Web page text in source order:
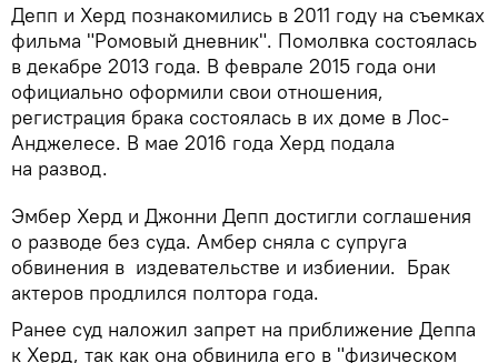
Депп и Херд познакомились в 2011 году на съемках
фильма "Ромовый дневник". Помолвка состоялась
в декабре 2013 года. В феврале 2015 года они
официально оформили свои отношения,
регистрация брака состоялась в их доме в Лос-
Анджелесе. В мае 2016 года Херд подала
на развод.
Эмбер Херд и Джонни Депп достигли соглашения
о разводе без суда. Амбер сняла с супруга
обвинения в издевательстве и избиении. Брак
актеров продлился полтора года.
Ранее суд наложил запрет на приближение Деппа
к Херд, так как она обвинила его в "физическом